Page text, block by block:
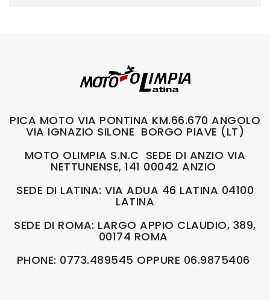
PICA MOTO VIA PONTINA KM.66.670 ANGOLO
VIA IGNAZIO SILONE BORGO PIAVE (LT)
MOTO OLIMPIA S.N.C SEDE DI ANZIO VIA
NETTUNENSE, 141 00042 ANZIO
SEDE DI LATINA: VIA ADUA 46 LATINA 04100
LATINA
SEDE DI ROMA: LARGO APPIO CLAUDIO, 389,
00174 ROMA
PHONE: 0773.489545 OPPURE 06.9875406